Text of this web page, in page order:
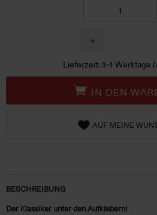
+
Lieferzeit: 3-4 Werktage
IN DEN
AUF MEINE
BESCHREIBUNG
Der Klassiker unter den Aufklebern!